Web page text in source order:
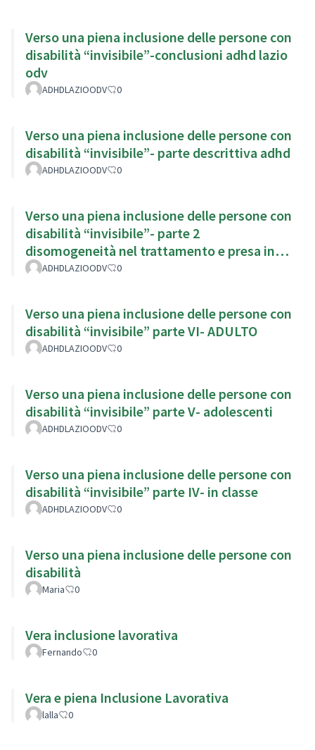
Verso una piena inclusione delle persone con
disabilità “invisibile”-conclusioni adhd lazio
odv
ADHDLAZIOODV 0
Verso una piena inclusione delle persone con
disabilità “invisibile”- parte descrittiva adhd
ADHDLAZIOODV 0
Verso una piena inclusione delle persone con
disabilità “invisibile”- parte 2
disomogeneità nel trattamento e presa in
caricoADHDLAZIOODV 0
Verso una piena inclusione delle persone con
disabilità “invisibile” parte VI- ADULTO
ADHDLAZIOODV 0
Verso una piena inclusione delle persone con
disabilità “invisibile” parte V- adolescenti
ADHDLAZIOODV 0
Verso una piena inclusione delle persone con
disabilità “invisibile” parte IV- in classe
ADHDLAZIOODV 0
Verso una piena inclusione delle persone con
disabilità
Maria 0
Vera inclusione lavorativa
Fernando 0
Vera e piena Inclusione Lavorativa
lalla 0